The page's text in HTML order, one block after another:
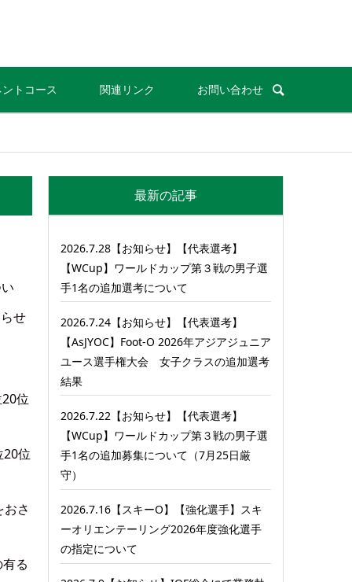
トコース 関連リンク お問い合わせ
せ
位
20位
さ
る
最新の記事
2026.7.28【お知らせ】【代表選考】
【WCup】ワールドカップ第３戦の男子選
手1名の追加選考について
2026.7.24【お知らせ】【代表選考】
【AsJYOC】Foot-O 2026年アジアジュニア
ユース選手権大会 女子クラスの追加選考
結果
2026.7.22【お知らせ】【代表選考】
【WCup】ワールドカップ第３戦の男子選
手1名の追加募集について（7月25日厳
守）
2026.7.16【スキーO】【強化選手】スキ
ーオリエンテーリング2026年度強化選手
の指定について